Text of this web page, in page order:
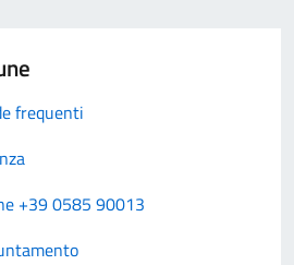
frequenti
+39 0585 90013